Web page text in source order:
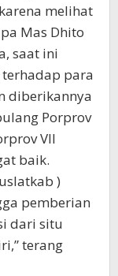
melihat
Mas Dhito
saat ini
para
diberikannya
Porprov
VII
baik.
)
pemberian
dari situ
terang